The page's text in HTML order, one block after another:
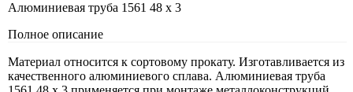
Алюминиевая труба 1561 48 х 3
Полное описание
Материал относится к сортовому прокату. Изготавливается из
качественного алюминиевого сплава. Алюминиевая труба